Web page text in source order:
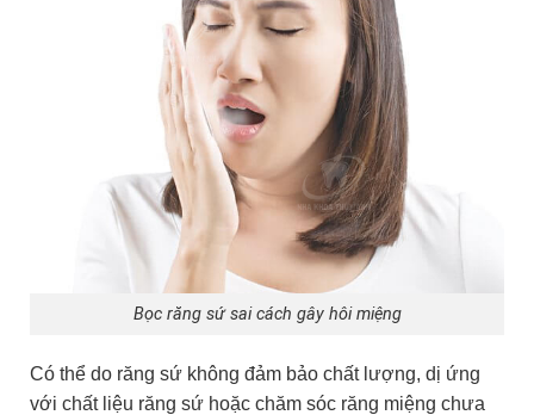
Bọc răng sứ sai cách gây hôi miệng
Có thể do răng sứ không đảm bảo chất lượng, dị ứng
với chất liệu răng sứ hoặc chăm sóc răng miệng chưa